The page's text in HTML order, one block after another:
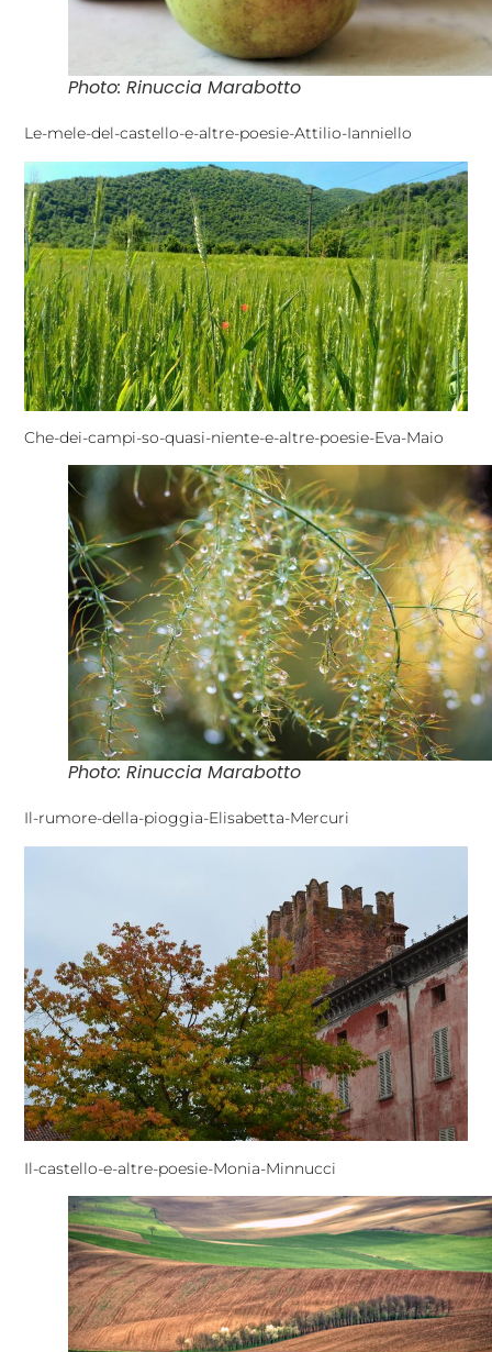
Photo: Rinuccia Marabotto
Le-mele-del-castello-e-altre-poesie-Attilio-Ianniello
Che-dei-campi-so-quasi-niente-e-altre-poesie-Eva-Maio
Photo: Rinuccia Marabotto
Il-rumore-della-pioggia-Elisabetta-Mercuri
Il-castello-e-altre-poesie-Monia-Minnucci